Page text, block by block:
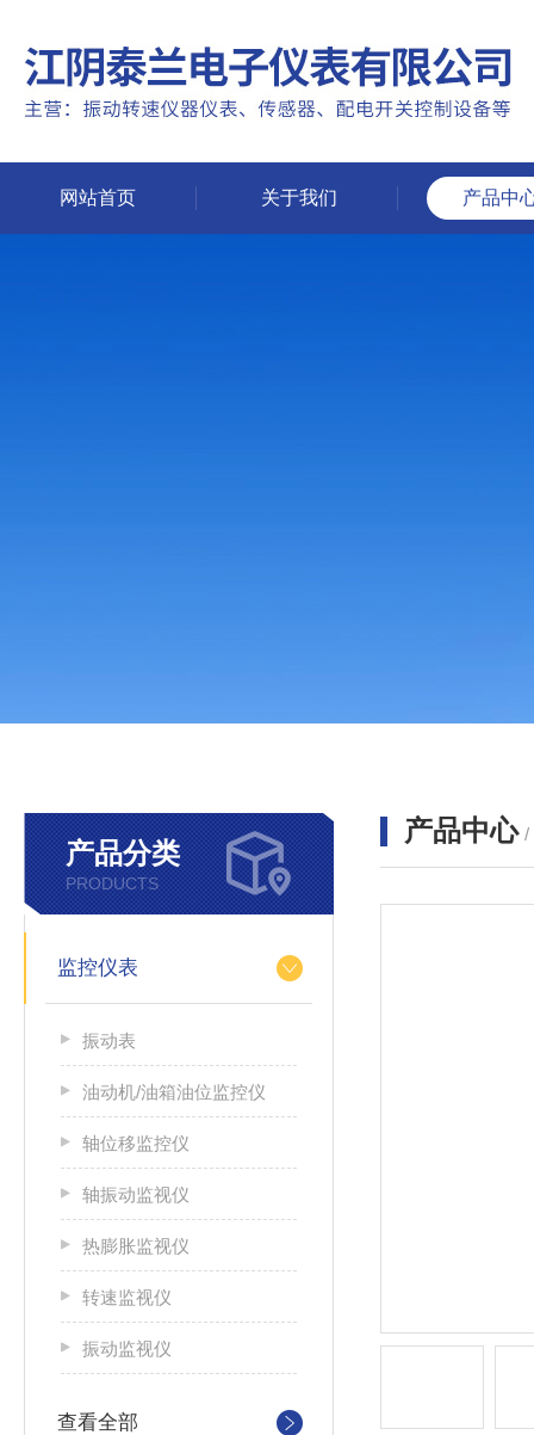
网站首页 关于我们 产品中
产品分类
PRODUCTS
监控仪表
振动表
油动机/油箱油位监控仪
轴位移监控仪
轴振动监视仪
热膨胀监视仪
转速监视仪
振动监视仪
查看全部
产品中心 /